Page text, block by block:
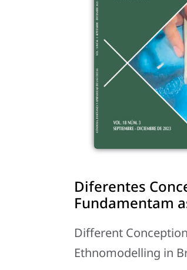
Diferentes
Fundamentam
Different
Ethnomodelling in